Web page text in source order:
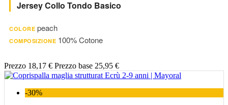
Jersey Collo Tondo Basico
COLORE peach
COMPOSIZIONE 100% Cotone
Prezzo 18,17 € Prezzo base 25,95 €
-30%